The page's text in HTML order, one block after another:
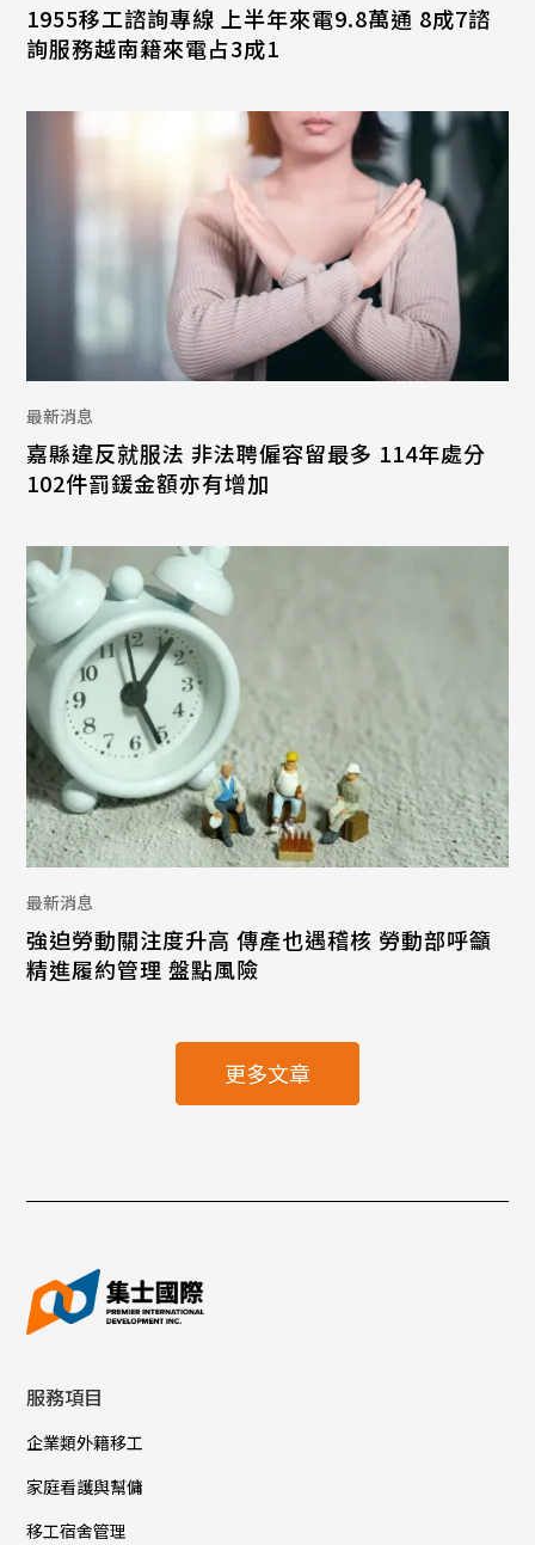
1955移工諮詢專線 上半年來電9.8萬通 8成7諮
詢服務越南籍來電占3成1
最新消息
嘉縣違反就服法 非法聘僱容留最多 114年處分
102件罰鍰金額亦有增加
最新消息
強迫勞動關注度升高 傳產也遇稽核 勞動部呼籲
精進履約管理 盤點風險
更多文章
服務項目
企業類外籍移工
家庭看護與幫傭
移工宿舍管理